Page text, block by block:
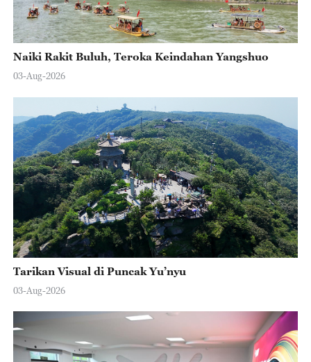
Naiki Rakit Buluh, Teroka Keindahan Yangshuo
03-Aug-2026
Tarikan Visual di Puncak Yu’nyu
03-Aug-2026